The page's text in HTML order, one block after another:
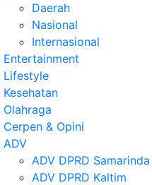
Daerah
Nasional
Internasional
Entertainment
Lifestyle
Kesehatan
Olahraga
Cerpen & Opini
ADV
ADV DPRD Samarinda
ADV DPRD Kaltim